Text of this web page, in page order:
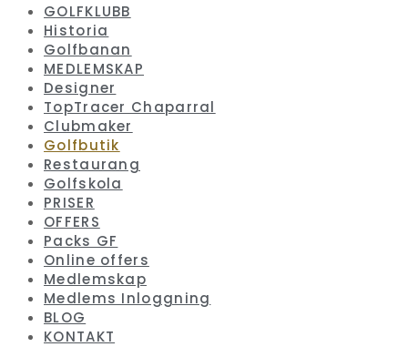
GOLFKLUBB
Historia
Golfbanan
MEDLEMSKAP
Designer
TopTracer Chaparral
Clubmaker
Golfbutik
Restaurang
Golfskola
PRISER
OFFERS
Packs GF
Online offers
Medlemskap
Medlems Inloggning
BLOG
KONTAKT